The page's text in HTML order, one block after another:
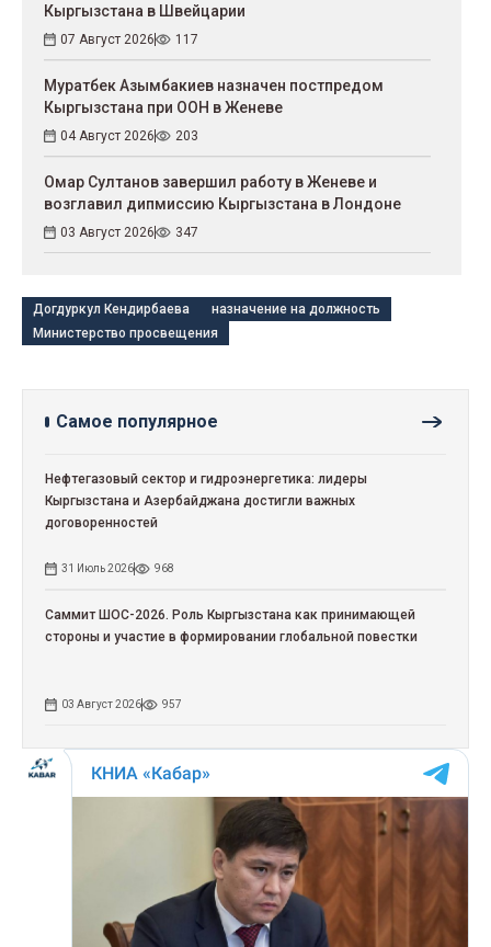
Кыргызстана в Швейцарии
07 Август 2026 117
Муратбек Азымбакиев назначен постпредом
Кыргызстана при ООН в Женеве
04 Август 2026 203
Омар Султанов завершил работу в Женеве и
возглавил дипмиссию Кыргызстана в Лондоне
03 Август 2026 347
Догдуркул Кендирбаева
назначение на должность
Министерство просвещения
Самое популярное
Нефтегазовый сектор и гидроэнергетика: лидеры
Кыргызстана и Азербайджана достигли важных
договоренностей
31 Июль 2026 968
Саммит ШОС-2026. Роль Кыргызстана как принимающей
стороны и участие в формировании глобальной повестки
03 Август 2026 957